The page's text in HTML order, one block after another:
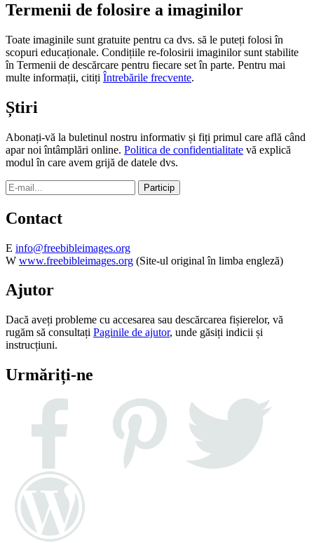
Termenii de folosire a imaginilor
Toate imaginile sunt gratuite pentru ca dvs. să le puteți folosi în
scopuri educaționale. Condițiile re-folosirii imaginilor sunt stabilite
în Termenii de descărcare pentru fiecare set în parte. Pentru mai
multe informații, citiți Întrebările frecvente.
Știri
Abonați-vă la buletinul nostru informativ și fiți primul care află când
apar noi întâmplări online. Politica de confidentialitate vă explică
modul în care avem grijă de datele dvs.
Contact
E info@freebibleimages.org
W www.freebibleimages.org (Site-ul original în limba engleză)
Ajutor
Dacă aveți probleme cu accesarea sau descărcarea fișierelor, vă
rugăm să consultați Paginile de ajutor, unde găsiți indicii și
instrucțiuni.
Urmăriți-ne